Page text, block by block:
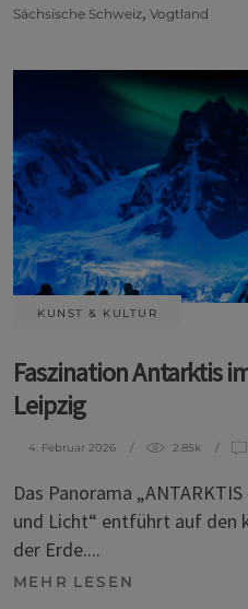
Sächsische Schweiz, Vogtland
KUNST & KULTUR
Faszination Antarktis
Leipzig
4. Februar 2026 2.85k
Das Panorama
und Licht“ entführt auf den
der Erde.
MEHR LESEN